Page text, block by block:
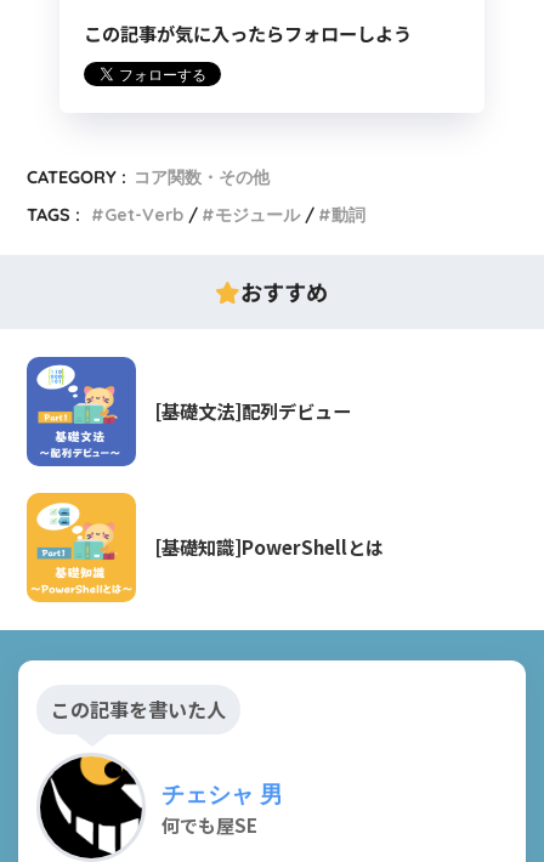
この記事が気に入ったらフォローしよう
CATEGORY : コア関数・その他
TAGS : Get-Verb モジュール 動詞
おすすめ
[基礎文法]配列デビュー
[基礎知識]PowerShellとは
この記事を書いた人
チェシャ 男
何でも屋SE